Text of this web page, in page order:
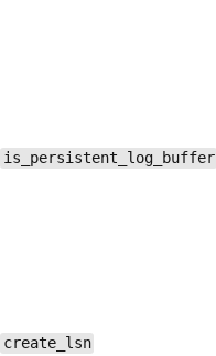
is_persistent_log_buffer
create_lsn